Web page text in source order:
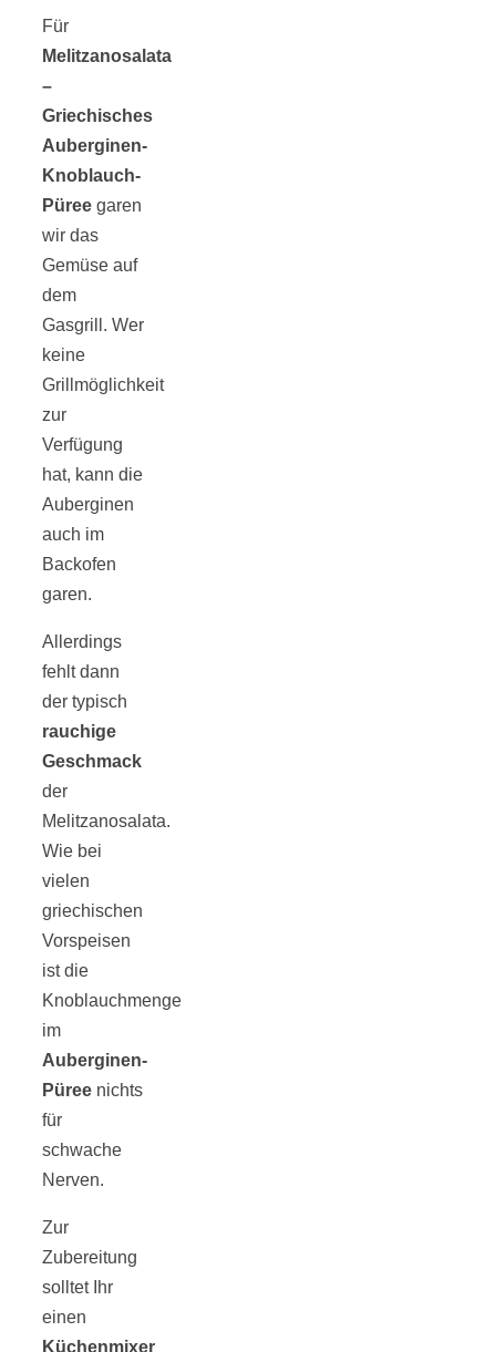
Für
Melitzanosalata
–
Griechisches
Auberginen-
Knoblauch-
Püree garen
wir das
Gemüse auf
dem
Gasgrill. Wer
keine
Grillmöglichkeit
zur
Verfügung
hat, kann die
Auberginen
auch im
Backofen
garen.
Allerdings
fehlt dann
der typisch
rauchige
Geschmack
der
Melitzanosalata.
Wie bei
vielen
griechischen
Vorspeisen
ist die
Knoblauchmenge
im
Auberginen-
Püree nichts
für
schwache
Nerven.
Zur
Zubereitung
solltet Ihr
einen
Küchenmixer